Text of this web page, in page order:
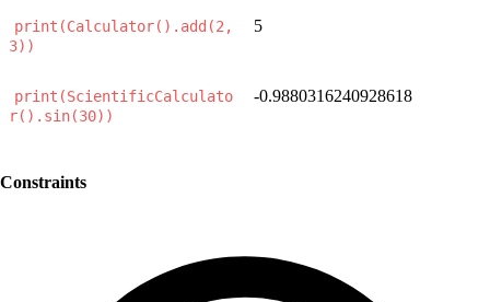
print(Calculator().add(2,
3))
5
print(ScientificCalculato
r().sin(30))
-0.9880316240928618
Constraints